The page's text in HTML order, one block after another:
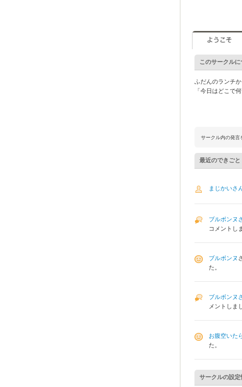
このサークルに
ふだんのランチ
「今日はどこで
サークル内の発言
最近のできごと
まじかいさ
ブルボンヌ
コメントし
ブルボンヌ
た。
ブルボンヌ
メントしま
お腹空いた
た。
サークルの設定